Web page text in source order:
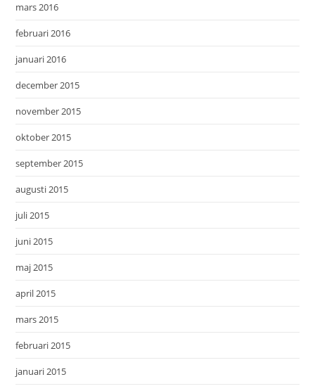
mars 2016
februari 2016
januari 2016
december 2015
november 2015
oktober 2015
september 2015
augusti 2015
juli 2015
juni 2015
maj 2015
april 2015
mars 2015
februari 2015
januari 2015